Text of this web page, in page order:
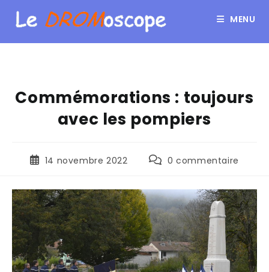
MENU
Commémorations : toujours
avec les pompiers
14 novembre 2022 0 commentaire